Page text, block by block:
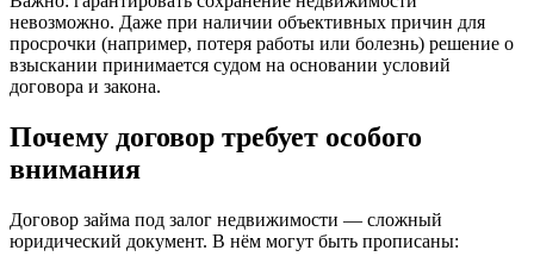
невозможно. Даже при наличии объективных причин для
просрочки (например, потеря работы или болезнь) решение о
взыскании принимается судом на основании условий
договора и закона.
Почему договор требует особого
внимания
Договор займа под залог недвижимости — сложный
юридический документ. В нём могут быть прописаны: